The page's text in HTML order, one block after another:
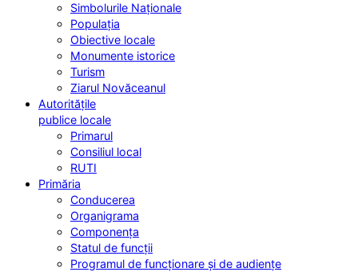
Simbolurile Naționale
Populația
Obiective locale
Monumente istorice
Turism
Ziarul Novăceanul
Autoritățile
publice locale
Primarul
Consiliul local
RUTI
Primăria
Conducerea
Organigrama
Componența
Statul de funcții
Programul de funcționare și de audiențe